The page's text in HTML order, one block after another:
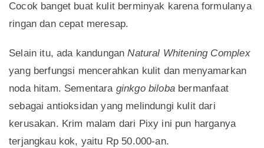
Cocok banget buat kulit berminyak karena formulanya
ringan dan cepat meresap.
Selain itu, ada kandunganNatural Whitening Complex
yang berfungsi mencerahkan kulit dan menyamarkan
noda hitam. Sementara ginkgo biloba bermanfaat
sebagai antioksidan yang melindungi kulit dari
kerusakan. Krim malam dari Pixy ini pun harganya
terjangkau kok, yaitu Rp 50.000-an.